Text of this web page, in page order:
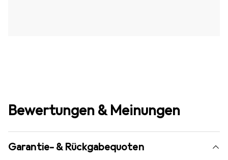
Bewertungen & Meinungen
Garantie- & Rückgabequoten